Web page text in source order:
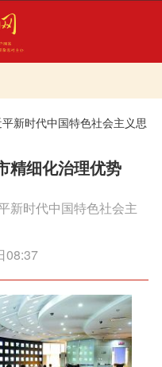
新时代中国特色社会主义思
精细化治理优势
新时代中国特色社会主
08:37